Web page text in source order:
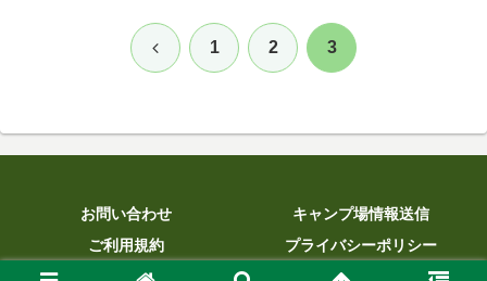
前 1 2 3
お問い合わせ
キャンプ場情報送信
ご利用規約
プライバシーポリシー